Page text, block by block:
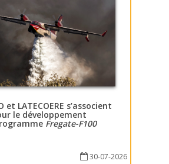
et LATECOERE s’associent
le développement
Fregate-F100
30-07-2026